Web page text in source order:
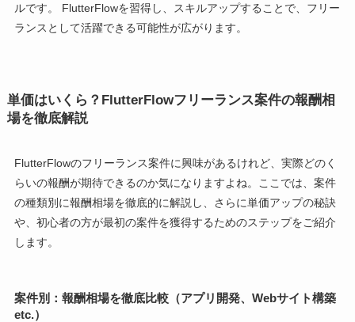
ルです。 FlutterFlowを習得し、スキルアップすることで、フリー
ランスとして活躍できる可能性が広がります。
単価はいくら？FlutterFlowフリーランス案件の報酬相
場を徹底解説
FlutterFlowのフリーランス案件に興味があるけれど、実際どのく
らいの報酬が期待できるのか気になりますよね。ここでは、案件
の種類別に報酬相場を徹底的に解説し、さらに単価アップの秘訣
や、初心者の方が最初の案件を獲得するためのステップをご紹介
します。
案件別：報酬相場を徹底比較（アプリ開発、Webサイト構築
etc.）